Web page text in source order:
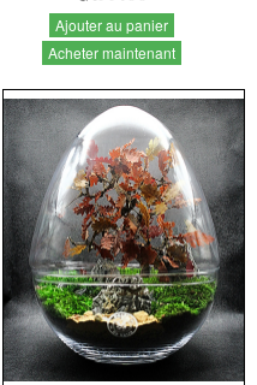
Ajouter au panier
Acheter maintenant